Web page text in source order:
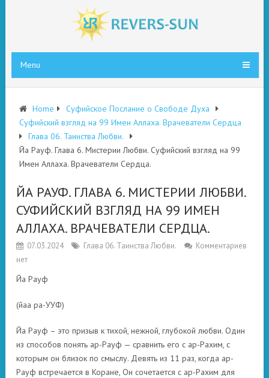
Menu
Home
Суфийское Послание о Свободе Духа
Суфийский взгляд на 99 Имен Аллаха. Врачеватели Сердца
Глава 06. Таинства Любви.
Йа Рауф. Глава 6. Мистерии Любви. Суфийский взгляд на 99
Имен Аллаха. Врачеватели Сердца.
ЙА РАУФ. ГЛАВА 6. МИСТЕРИИ ЛЮБВИ.
СУФИЙСКИЙ ВЗГЛЯД НА 99 ИМЕН
АЛЛАХА. ВРАЧЕВАТЕЛИ СЕРДЦА.
07.03.2024 Глава 06. Таинства Любви.
Комментариев
нет
Йа Рауф
(йаа ра-УУФ)
Йа Рауф – это призыв к тихой, нежной, глубокой любви. Один
из способов понять ар-Рауф — сравнить его с ар-Рахим, с
которым он близок по смыслу. Девять из 11 раз, когда ар-
Рауф встречается в Коране, Он сочетается с ар-Рахим для